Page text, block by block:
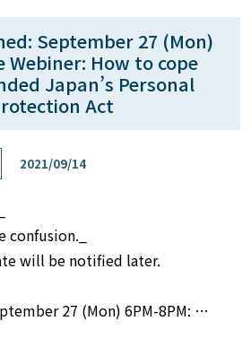
September 27 (Mon)
Webiner: How to cope
Japan’s Personal
Act
2021/09/14
will be notified later.
27 (Mon) 6PM-8PM: …